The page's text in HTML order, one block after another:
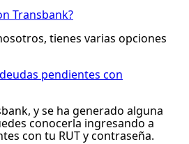
Transbank?
tienes varias opciones
pendientes con
y se ha generado alguna
conocerla ingresando a
con tu RUT y contraseña.